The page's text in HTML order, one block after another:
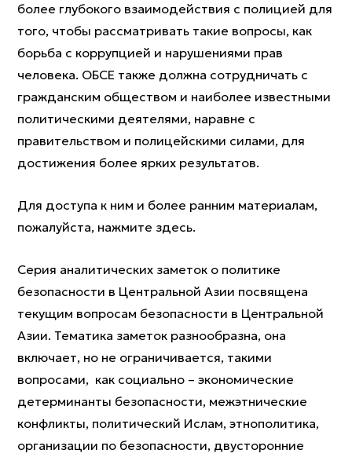
более глубокого взаимодействия с полицией для
того, чтобы рассматривать такие вопросы, как
борьба с коррупцией и нарушениями прав
человека. ОБСЕ также должна сотрудничать с
гражданским обществом и наиболее известными
политическими деятелями, наравне с
правительством и полицейскими силами, для
достижения более ярких результатов.
Для доступа к ним и более ранним материалам,
пожалуйста, нажмите здесь.
Серия аналитических заметок о политике
безопасности в Центральной Азии посвящена
текущим вопросам безопасности в Центральной
Азии. Тематика заметок разнообразна, она
включает, но не ограничивается, такими
вопросами, как социально – экономические
детерминанты безопасности, межэтнические
конфликты, политический Ислам, этнополитика,
организации по безопасности, двусторонние